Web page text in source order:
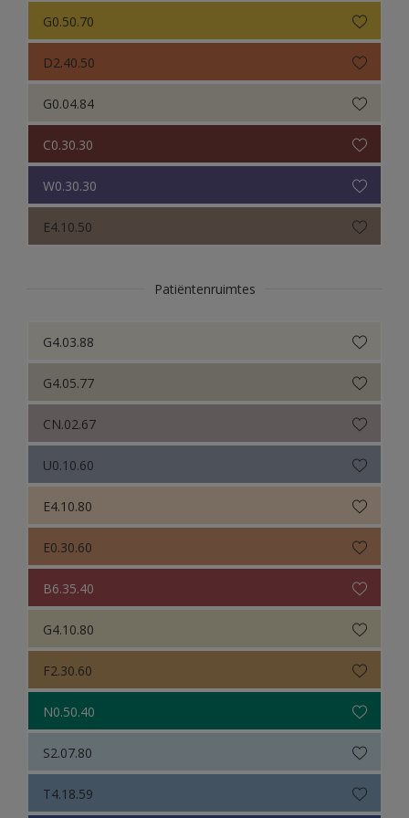
G0.50.70
D2.40.50
G0.04.84
C0.30.30
W0.30.30
E4.10.50
Patiëntenruimtes
G4.03.88
G4.05.77
CN.02.67
U0.10.60
E4.10.80
E0.30.60
B6.35.40
G4.10.80
F2.30.60
N0.50.40
S2.07.80
T4.18.59